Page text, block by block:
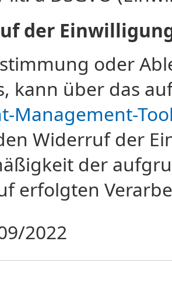
der
oder
kann über das
Management-
Widerruf der
der
erfolgten
2022